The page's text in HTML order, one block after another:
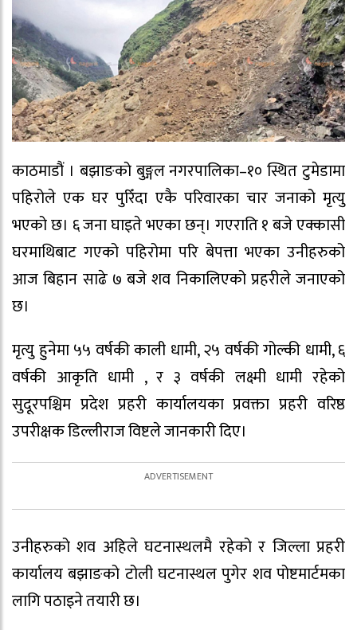
काठमाडौं । बझाङको बुङ्गल नगरपालिका–१० स्थित टुमेडामा
पहिरोले एक घर पुरिँदा एकै परिवारका चार जनाको मृत्यु
भएको छ। ६ जना घाइते भएका छन्। गएराति १ बजे एक्कासी
घरमाथिबाट गएको पहिरोमा परि बेपत्ता भएका उनीहरुको
आज बिहान साढे ७ बजे शव निकालिएको प्रहरीले जनाएको
छ।
मृत्यु हुनेमा ५५ वर्षकी काली धामी, २५ वर्षकी गोल्की धामी, ६
वर्षकी आकृति धामी , र ३ वर्षकी लक्ष्मी धामी रहेको
सुदूरपश्चिम प्रदेश प्रहरी कार्यालयका प्रवक्ता प्रहरी वरिष्ठ
उपरीक्षक डिल्लीराज विष्टले जानकारी दिए।
उनीहरुको शव अहिले घटनास्थलमै रहेको र जिल्ला प्रहरी
कार्यालय बझाङको टोली घटनास्थल पुगेर शव पोष्टमार्टमका
लागि पठाइने तयारी छ।